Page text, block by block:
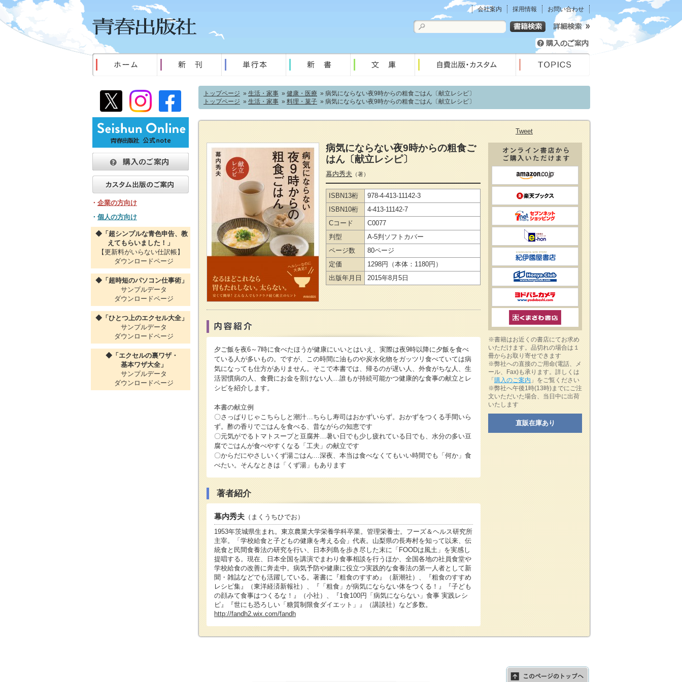
会社案内 採用情報 お問い合わせ
トップページ » 生活・家事 » 健康・医療 » 病気にならない夜9時からの粗食ごはん〔献立レシピ〕
トップページ » 生活・家事 » 料理・菓子 » 病気にならない夜9時からの粗食ごはん〔献立レシピ〕
Tweet
病気にならない夜9時からの粗食ご
はん〔献立レシピ〕
幕内秀夫 （著）
ISBN13桁
978-4-413-11142-3
ISBN10桁
4-413-11142-7
Cコード
C0077
判型
A-5判ソフトカバー
ページ数
80ページ
定価
1298円
（本体：1180円）
出版年月日
2015年8月5日
夕ご飯を夜6～7時に食べたほうが健康にいいとはいえ、実際は夜9時以降に夕飯を食べ
ている人が多いもの。ですが、この時間に油ものや炭水化物をガッツリ食べていては病
気になっても仕方がありません。そこで本書では、帰るのが遅い人、外食がちな人、生
活習慣病の人、食費にお金を割けない人…誰もが持続可能かつ健康的な食事の献立とレ
シピを紹介します。
本書の献立例
〇さっぱりじゃこちらしと潮汁…ちらし寿司はおかずいらず。おかずをつくる手間いら
ず。酢の香りでごはんを食べる、昔ながらの知恵です
〇元気がでるトマトスープと豆腐丼…暑い日でも少し疲れている日でも、水分の多い豆
腐でごはんが食べやすくなる「工夫」の献立です
〇からだにやさしいくず湯ごはん…深夜、本当は食べなくてもいい時間でも「何か」食
べたい。そんなときは「くず湯」もあります
著者紹介
幕内秀夫 （まくうちひでお）
1953年茨城県生まれ。東京農業大学栄養学科卒業。管理栄養士。フーズ＆ヘルス研究所
主宰。「学校給食と子どもの健康を考える会」代表。山梨県の長寿村を知って以来、伝
統食と民間食養法の研究を行い、日本列島を歩き尽した末に「FOODは風土」を実感し
提唱する。現在、日本全国を講演でまわり食事相談を行うほか、全国各地の社員食堂や
学校給食の改善に奔走中。病気予防や健康に役立つ実践的な食養法の第一人者として新
聞・雑誌などでも活躍している。著書に『粗食のすすめ』（新潮社）、『粗食のすすめ
レシピ集』（東洋経済新報社）、『「粗食」が病気にならない体をつくる！』『子ども
の顔みて食事はつくるな！』（小社）、『1食100円「病気にならない」食事 実践レシ
ピ』『世にも恐ろしい「糖質制限食ダイエット」』（講談社）など多数。
http://fandh2.wix.com/fandh
※書籍はお近くの書店にてお求め
いただけます。品切れの場合は１
冊からお取り寄せできます
※弊社への直接のご用命(電話、メ
ール、Fax)も承ります。詳しくは
「 購入のご案内 」をご覧ください
※弊社へ午後1時(13時)までにご注
文いただいた場合、当日中に出荷
いたします
直販在庫あり
・ 企業の方向け
・ 個人の方向け
◆「超シンプルな青色申告、教
えてもらいました！」
【更新料がいらない仕訳帳】
ダウンロードページ
◆「超時短のパソコン仕事術」
サンプルデータ
ダウンロードページ
◆「ひとつ上のエクセル大全」
サンプルデータ
ダウンロードページ
◆「エクセルの裏ワザ・
基本ワザ大全」
サンプルデータ
ダウンロードページ